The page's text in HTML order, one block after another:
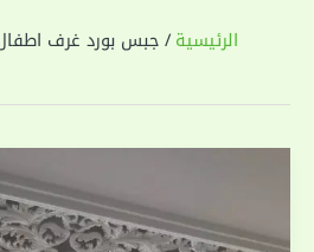
الرئيسية جبس بورد غرف